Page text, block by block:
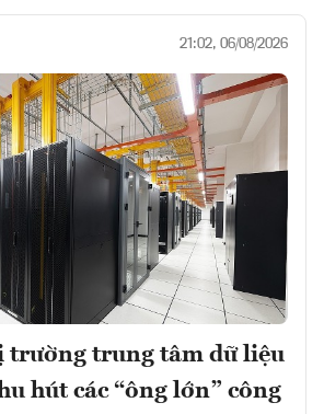
21:02, 06/08/2026
trường trung tâm dữ liệu
hút các “ông lớn” công